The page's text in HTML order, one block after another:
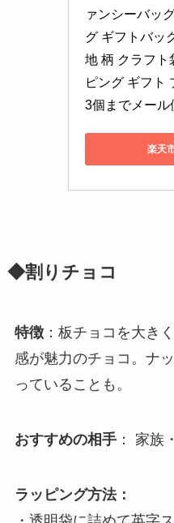
ァンシーバッ
グ ギフトバッ
地 柄 クラフト
ピング ギフト
3個までメール
楽天
◆割りチョコ
特徴：板チョコを大き
感が魅力のチョコ。ナ
っていることも。
おすすめの相手： 家族
ラッピング方法：